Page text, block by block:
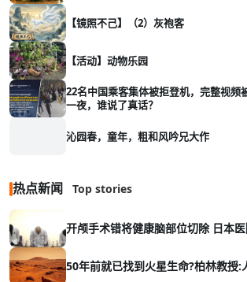
【镜照不己】（2）灰袍客
【活动】动物乐园
22名中国乘客集体被拒登机，完整视
一夜，谁说了真话？
沁园春，童年，粗和风吟兄大作
热点新闻 Top stories
开颅手术错将健康脑部位切除 日本
50年前就已找到火星生命?柏林教授: